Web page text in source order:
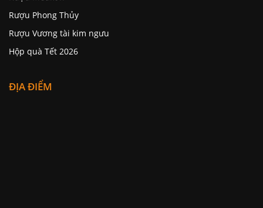
Rượu Phong Thủy
Rượu Vương tài kim ngưu
Hộp quà Tết 2026
ĐỊA ĐIỂM